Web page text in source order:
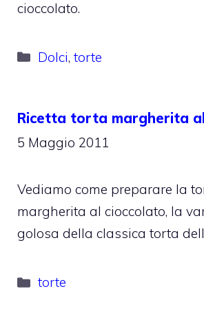
cioccolato.
Categorie
Dolci,torte
Ricetta torta margherita
5 Maggio 2011
Vediamo come preparare la
margherita al cioccolato, la
golosa della classica torta
Categorie
torte